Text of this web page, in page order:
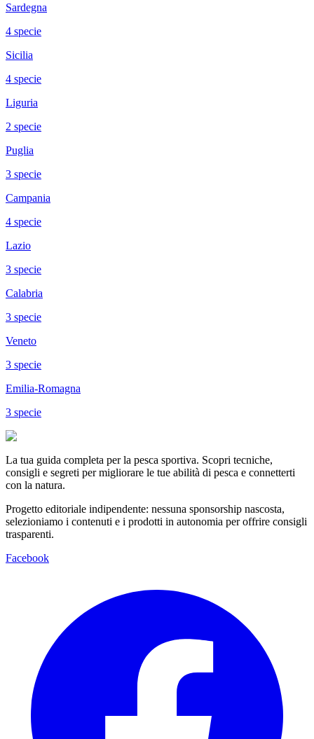
Sardegna
4 specie
Sicilia
4 specie
Liguria
2 specie
Puglia
3 specie
Campania
4 specie
Lazio
3 specie
Calabria
3 specie
Veneto
3 specie
Emilia-Romagna
3 specie
La tua guida completa per la pesca sportiva. Scopri tecniche,
consigli e segreti per migliorare le tue abilità di pesca e connetterti
con la natura.
Progetto editoriale indipendente: nessuna sponsorship nascosta,
selezioniamo i contenuti e i prodotti in autonomia per offrire consigli
trasparenti.
Facebook